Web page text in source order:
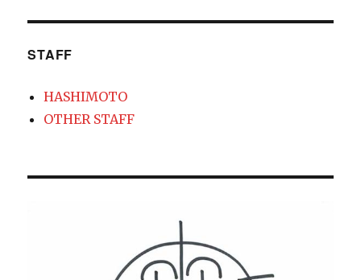
STAFF
HASHIMOTO
OTHER STAFF